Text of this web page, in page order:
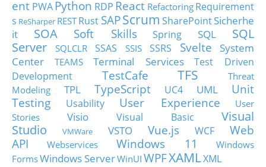
ent PWA Python RDP React Refactoring Requirement
s ReSharper RESTRust SAPScrum SharePointSicherhe
it
SOA Soft Skills Spring SQL
SQL
Server
SQLCLR SSAS SSIS SSRS Svelte
System
Center
TEAMS Terminal Services
Test Driven
Development
TestCafe TFS
Threat
Modeling
TPL TypeScript UC4 UML
Unit
Testing
Usability User Experience
User
Stories
Visio Visual Basic
Visual
Studio
VMWare VSTO Vue.js WCF
Web
API
Webservices Windows 11
Windows
FormsWindows ServerWinUI WPFXAMLXML